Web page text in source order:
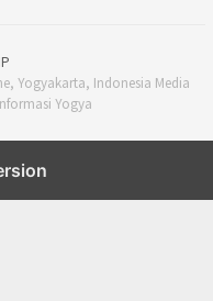
Yogyakarta, Indonesia Media
Yogya